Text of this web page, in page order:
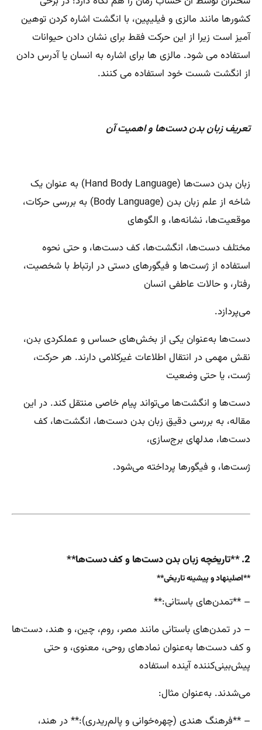
کشورها مانند مالزی و فیلیپین، با انگشت اشاره کردن توهین
آمیز است زیرا از این حرکت فقط برای نشان دادن حیوانات
استفاده می شود. مالزی ها برای اشاره به انسان یا آدرس دادن
از انگشت شست خود استفاده می کنند.
تعریف زبان بدن دست‌ها و اهمیت آن
زبان بدن دست‌ها (Hand Body Language) به عنوان یک
شاخه از علم زبان بدن (Body Language) به بررسی حرکات،
موقعیت‌ها، نشانه‌ها، و الگوهای
مختلف دست‌ها، انگشت‌ها، کف دست‌ها، و حتی نحوه
استفاده از ژست‌ها و فیگورهای دستی در ارتباط با شخصیت،
رفتار، و حالات عاطفی انسان
می‌پردازد.
دست‌ها به‌عنوان یکی از بخش‌های حساس و عملکردی بدن،
نقش مهمی در انتقال اطلاعات غیرکلامی دارند. هر حرکت،
ژست، یا حتی وضعیت
دست‌ها و انگشت‌ها می‌تواند پیام خاصی منتقل کند. در این
مقاله، به بررسی دقیق زبان بدن دست‌ها، انگشت‌ها، کف
دست‌ها، مدلهای برج‌سازی،
ژست‌ها، و فیگورها پرداخته می‌شود.
2. **تاریخچه زبان بدن دست‌ها و کف دست‌ها**
**اصلینهاد و پیشینه تاریخی**
– **تمدن‌های باستانی:**
– در تمدن‌های باستانی مانند مصر، روم، چین، و هند، دست‌ها
و کف دست‌ها به‌عنوان نمادهای روحی، معنوی، و حتی
پیش‌بینی‌کننده آینده استفاده
می‌شدند. به‌عنوان مثال:
– **فرهنگ هندی (چهره‌خوانی و پالم‌ریدری):** در هند،